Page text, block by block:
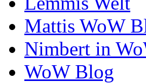
Mattis WoW
Nimbert in
WoW Blog